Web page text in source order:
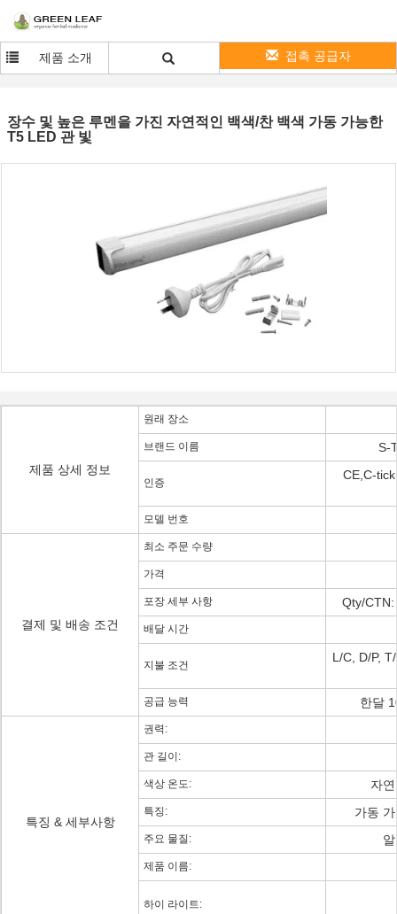
제품 소개 접촉 공급자
장수 및 높은 루멘을 가진 자연적인 백색/찬 백색 가동 가능한
T5 LED 관 빛
제품 상세 정보
원래 장소
브랜드 이름 S-
인증
CE,C-
모델 번호
결제 및 배송 조건
최소 주문 수량
가격
포장 세부 사항 Qty/
배달 시간
지불 조건
L/C, D/P,
공급 능력 한달
특징 & 세부사항
권력:
관 길이:
색상 온도: 자
특징: 가동
주요 물질:
제품 이름:
하이 라이트: